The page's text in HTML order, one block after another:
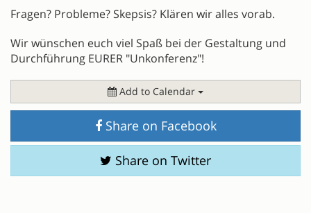
Fragen? Probleme? Skepsis? Klären wir alles vorab.
Wir wünschen euch viel Spaß bei der Gestaltung und
Durchführung EURER "Unkonferenz"!
Add to Calendar
Share on Facebook
Share on Twitter